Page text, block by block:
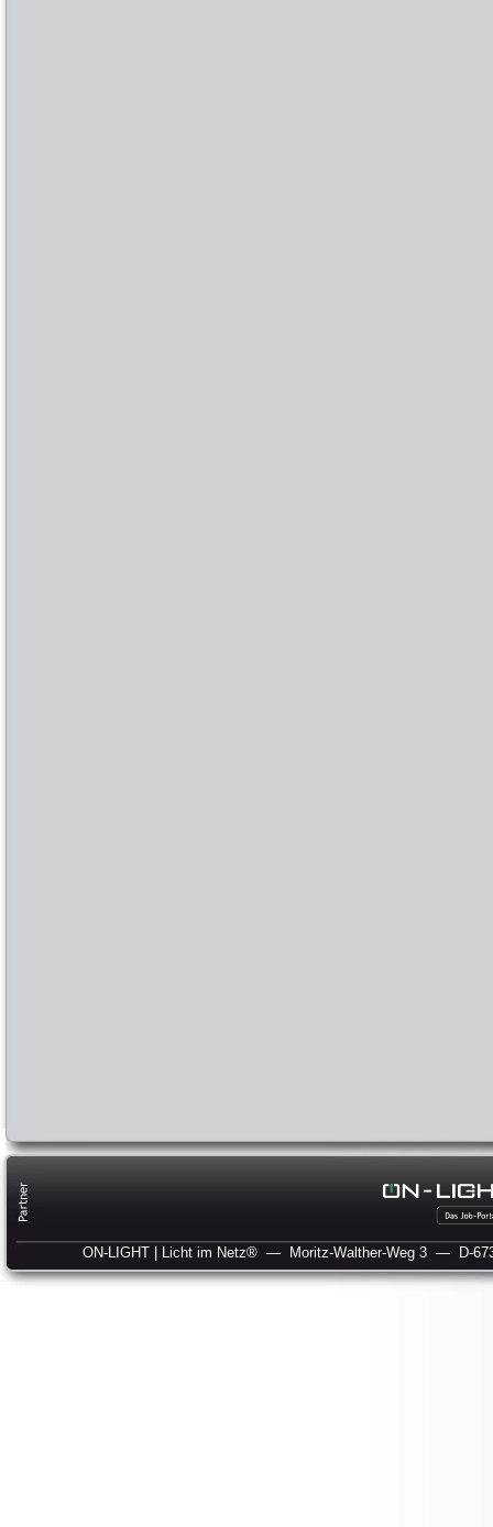
ON-LIGHT | Licht im Netz® — Moritz-Walther-Weg 3 — D-